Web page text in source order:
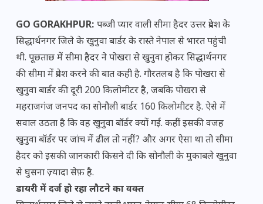
GO GORAKHPUR: पब्जी प्यार वाली सीमा हैदर उत्तर प्रदेश के
सिद्धार्थनगर जिले के खुनुवा बार्डर के रास्ते नेपाल से भारत पहुंची
थी. पूछताछ में सीमा हैदर ने पोखरा से खुनुवा होकर सिद्धार्थनगर
की सीमा में प्रवेश करने की बात कही है. गौरतलब है कि पोखरा से
खुनुवा बार्डर की दूरी 200 किलोमीटर है, जबकि पोखरा से
महराजगंज जनपद का सोनौली बार्डर 160 किलोमीटर है. ऐसे में
सवाल उठता है कि वह खुनुवा बॉर्डर क्यों गई. कहीं इसकी वजह
खुनुवा बॉर्डर पर जांच में ढील तो नहीं? और अगर ऐसा था तो सीमा
हैदर को इसकी जानकारी किसने दी कि सोनौली के मुकाबले खुनुवा
से घुसना ज़्यादा सेफ़ है.
डायरी में दर्ज हो रहा लौटने का वक्त